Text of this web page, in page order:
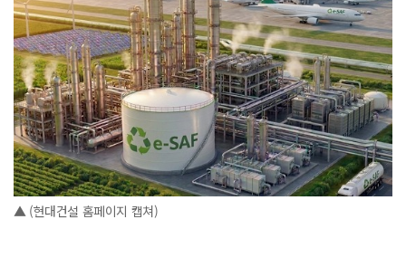
▲ (현대건설 홈페이지 캡쳐)